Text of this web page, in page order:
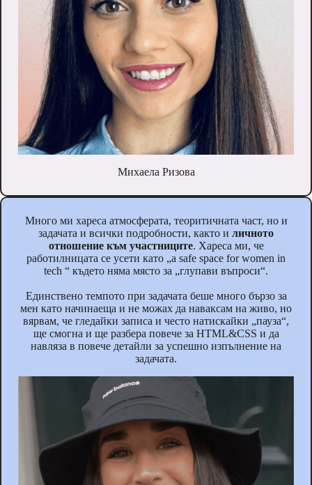
Михаела Ризова
Много ми хареса атмосферата, теоритичната част, но и
задачата и всички подробности, както и личното
отношение към участниците. Хареса ми, че
работилницата се усети като „а safe space for women in
tech “ където няма място за „глупави въпроси“.
Единствено темпото при задачата беше много бързо за
мен като начинаеща и не можах да наваксам на живо, но
вярвам, че гледайки записа и често натискайки „пауза“,
ще смогна и ще разбера повече за HTML&CSS и да
навляза в повече детайли за успешно изпълнение на
задачата.